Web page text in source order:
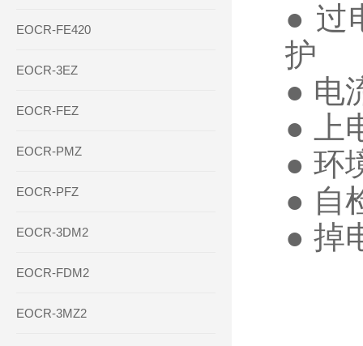
EOCR-FE420
EOCR-3EZ
EOCR-FEZ
EOCR-PMZ
EOCR-PFZ
EOCR-3DM2
EOCR-FDM2
EOCR-3MZ2
● 过
护
● 电
●
● 环
● 自
● 掉